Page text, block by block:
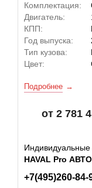
Комплектация:
Двигатель:
КПП:
Год выпуска:
Тип кузова:
Цвет:
Подробнее
от 2 781
Индивидуальные
HAVAL Pro
+7(495)260-84-